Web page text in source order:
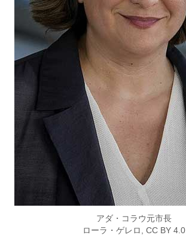
アダ・コラウ元市長
ローラ・ゲレロ, CC BY 4.0